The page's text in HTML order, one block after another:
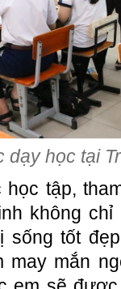
dạy học tại
học tập,
không
sống tốt
may mắn